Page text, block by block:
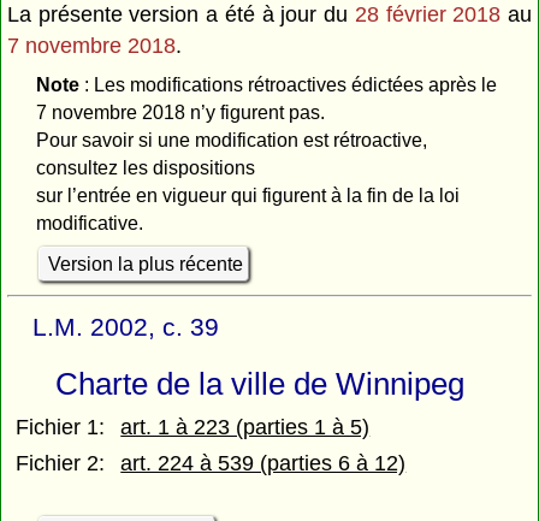
La présente version a été à jour du 28 février 2018 au
7 novembre 2018.
Note: Les modifications rétroactives édictées après le
7 novembre 2018 n’y figurent pas.
Pour savoir si une modification est rétroactive,
consultez les dispositions
sur l’entrée en vigueur qui figurent à la fin de la loi
modificative.
Version la plus récente
L.M. 2002, c. 39
Charte de la ville de Winnipeg
Fichier 1:
art. 1 à 223 (parties 1 à 5)
Fichier 2:
art. 224 à 539 (parties 6 à 12)